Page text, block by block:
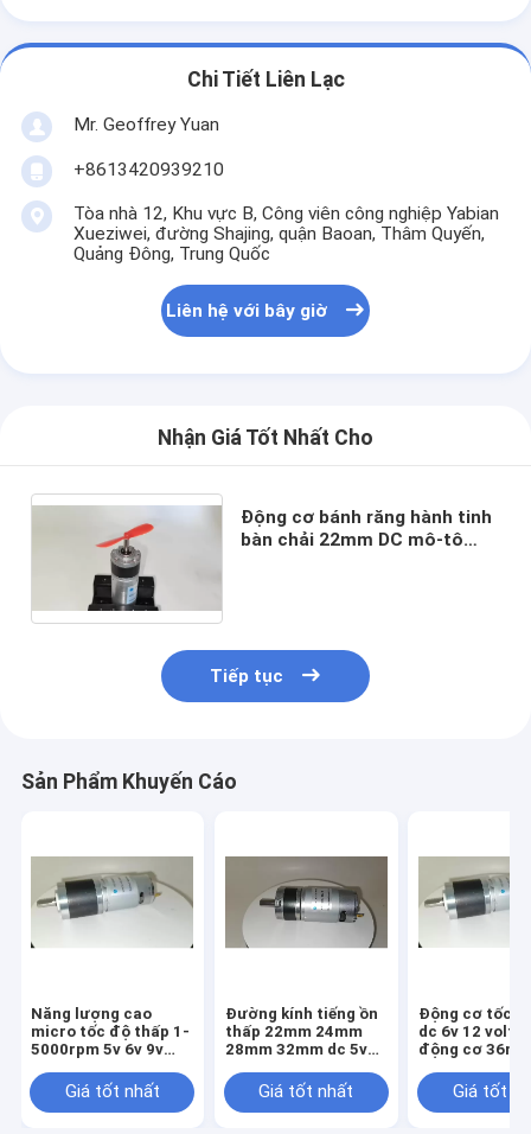
Chi Tiết Liên Lạc
Mr. Geoffrey Yuan
+8613420939210
Tòa nhà 12, Khu vực B, Công viên công nghiệp Yabian
Xueziwei, đường Shajing, quận Baoan, Thâm Quyến,
Quảng Đông, Trung Quốc
Liên hệ với bây giờ
Nhận Giá Tốt Nhất Cho
Động cơ bánh răng hành tinh
bàn chải 22mm DC mô-tô
Tiếp tục
Sản Phẩm Khuyến Cáo
Năng lượng cao
micro tốc độ thấp 1-
5000rpm 5v 6v 9v
tinh kim loại có động
cơ bàn chải dc
Giá tốt nhất
Đường kính tiếng ồn
thấp 22mm 24mm
28mm 32mm dc 5v
loại bàn chải không
bàn chải động cơ gia
Giá tốt nhất
Động cơ tốc
dc 6v 12 volt
động cơ
tinh
Giá tốt